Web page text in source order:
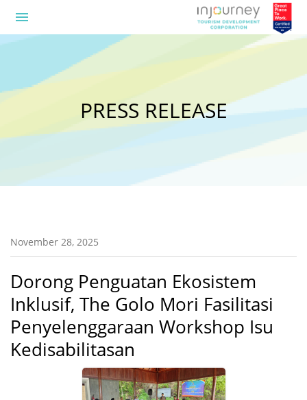
menu
PRESS RELEASE
November 28, 2025
Dorong Penguatan Ekosistem
Inklusif, The Golo Mori Fasilitasi
Penyelenggaraan Workshop Isu
Kedisabilitasan